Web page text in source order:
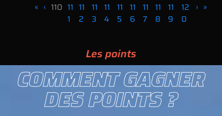
« ‹ 110 11
1
11
2
11
3
11
4
11
5
11
6
11
7
11
8
11
9
12
0
› »
Les points
COMMENT GAGNER
DES POINTS ?